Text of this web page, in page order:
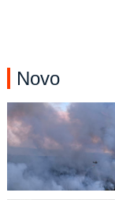
Novo